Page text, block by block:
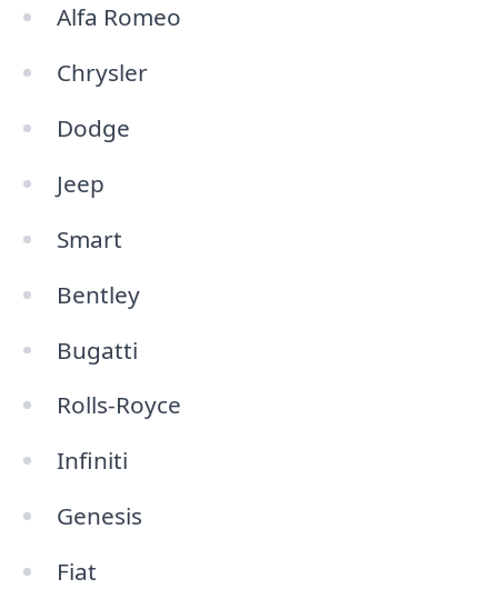
Alfa Romeo
Chrysler
Dodge
Jeep
Smart
Bentley
Bugatti
Rolls-Royce
Infiniti
Genesis
Fiat